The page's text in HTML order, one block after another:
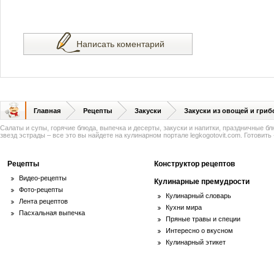
Написать коментарий
Главная Рецепты Закуски Закуски из овощей и
Салаты и супы, горячие блюда, выпечка и десерты, закуски и напитки, праздничные
звезд эстрады – все это вы найдете на кулинарном портале legkogotovit.com. Готовить
Рецепты
Видео-рецепты
Фото-рецепты
Лента рецептов
Пасхальная выпечка
Конструктор рецептов
Кулинарные премудрости
Кулинарный словарь
Кухни мира
Пряные травы и специи
Интересно о вкусном
Кулинарный этикет